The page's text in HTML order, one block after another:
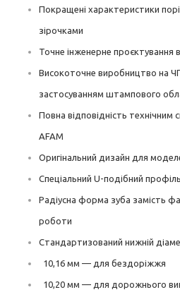
Покращені характеристики
зірочками
Точне інженерне проєктування
Високоточне виробництво на
застосуванням штампового
Повна відповідність технічним
AFAM
Оригінальний дизайн для
Спеціальний U-подібний
Радіусна форма зуба замість
роботи
Стандартизований нижній
10,16 мм — для бездоріжжя
10,20 мм — для дорожнього